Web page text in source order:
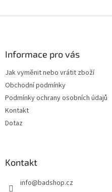
Informace pro vás
Jak vyměnit nebo vrátit zboží
Obchodní podmínky
Podmínky ochrany osobních údajů
Kontakt
Dotaz
Kontakt
info@badshop.cz